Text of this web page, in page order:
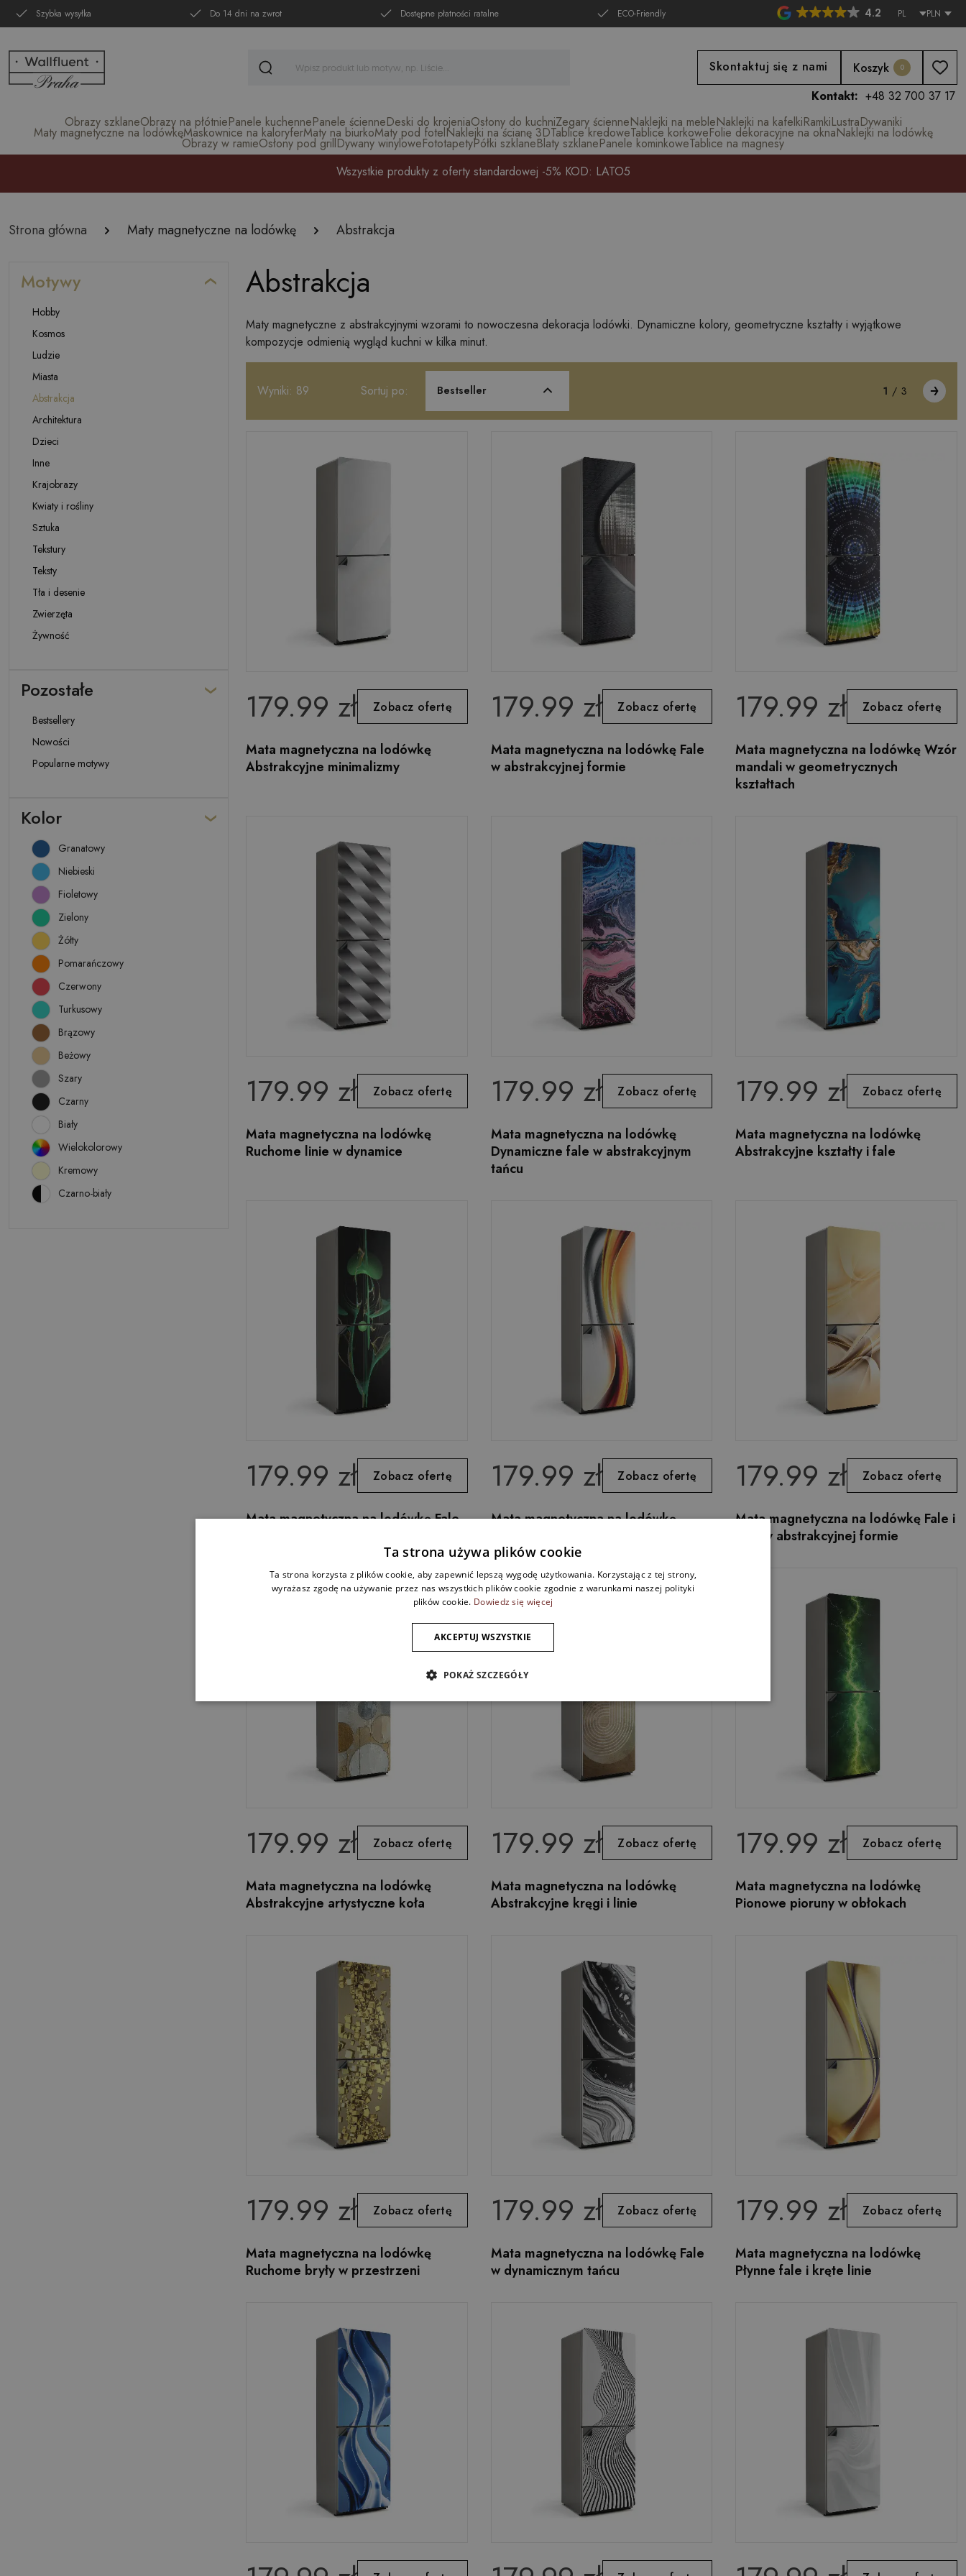
Szybka wysyłka Do 14 dni na zwrot Dostępne płatności ratalne ECO-Friendly 4.2 PL PLN
Skontaktuj się z nami Koszyk 0
Kontakt: +48 32 700 37 17
Obrazy szklaneObrazy na płótniePanele kuchennePanele ścienneDeski do krojeniaOsłony do kuchniZegary ścienneNaklejki na mebleNaklejki na kafelkiRamkiLustraDywaniki
Maty magnetyczne na lodówkęMaskownice na kaloryferMaty na biurkoMaty pod fotelNaklejki na ścianę 3DTablice kredoweTablice korkoweFolie dekoracyjne na oknaNaklejki na lodówkę
Obrazy w ramieOsłony pod grillDywany winyloweFototapetyPółki szklaneBlaty szklanePanele kominkoweTablice na magnesy
Wszystkie produkty z oferty standardowej -5% KOD: LATO5
Strona główna Maty magnetyczne na lodówkę Abstrakcja
Motywy
Hobby
Kosmos
Ludzie
Miasta
Abstrakcja
Architektura
Dzieci
Inne
Krajobrazy
Kwiaty i rośliny
Sztuka
Tekstury
Teksty
Tła i desenie
Zwierzęta
Żywność
Pozostałe
Bestsellery
Nowości
Popularne motywy
Kolor
Granatowy
Niebieski
Fioletowy
Zielony
Żółty
Pomarańczowy
Czerwony
Turkusowy
Brązowy
Beżowy
Szary
Czarny
Biały
Wielokolorowy
Kremowy
Czarno-biały
Abstrakcja
Maty magnetyczne z abstrakcyjnymi wzorami to nowoczesna dekoracja lodówki. Dynamiczne kolory, geometryczne kształty i wyjątkowe
kompozycje odmienią wygląd kuchni w kilka minut.
Wyniki: 89 Sortuj po: Bestseller 1 / 3
179.99 zł Zobacz ofertę
Mata magnetyczna na lodówkę
Abstrakcyjne minimalizmy
179.99 zł Zobacz ofertę
Mata magnetyczna na lodówkę Fale
w abstrakcyjnej formie
179.99 zł Zobacz ofertę
Mata magnetyczna na lodówkę Wzór
mandali w geometrycznych
kształtach
179.99 zł Zobacz ofertę
Mata magnetyczna na lodówkę
Ruchome linie w dynamice
179.99 zł Zobacz ofertę
Mata magnetyczna na lodówkę
Dynamiczne fale w abstrakcyjnym
tańcu
179.99 zł Zobacz ofertę
Mata magnetyczna na lodówkę
Abstrakcyjne kształty i fale
179.99 zł Zobacz ofertę
Mata magnetyczna na lodówkę Fale
179.99 zł Zobacz ofertę
Mata magnetyczna na lodówkę
179.99 zł Zobacz ofertę
Mata magnetyczna na lodówkę Fale i
linie w abstrakcyjnej formie
179.99 zł Zobacz ofertę
Mata magnetyczna na lodówkę
Abstrakcyjne artystyczne koła
179.99 zł Zobacz ofertę
Mata magnetyczna na lodówkę
Abstrakcyjne kręgi i linie
179.99 zł Zobacz ofertę
Mata magnetyczna na lodówkę
Pionowe pioruny w obłokach
179.99 zł Zobacz ofertę
Mata magnetyczna na lodówkę
Ruchome bryły w przestrzeni
179.99 zł Zobacz ofertę
Mata magnetyczna na lodówkę Fale
w dynamicznym tańcu
179.99 zł Zobacz ofertę
Mata magnetyczna na lodówkę
Płynne fale i kręte linie
Ta strona używa plików cookie
Ta strona korzysta z plików cookie, aby zapewnić lepszą wygodę użytkowania. Korzystając z tej strony,
wyrażasz zgodę na używanie przez nas wszystkich plików cookie zgodnie z warunkami naszej polityki
plików cookie. Dowiedz się więcej
AKCEPTUJ WSZYSTKIE
POKAŻ SZCZEGÓŁY